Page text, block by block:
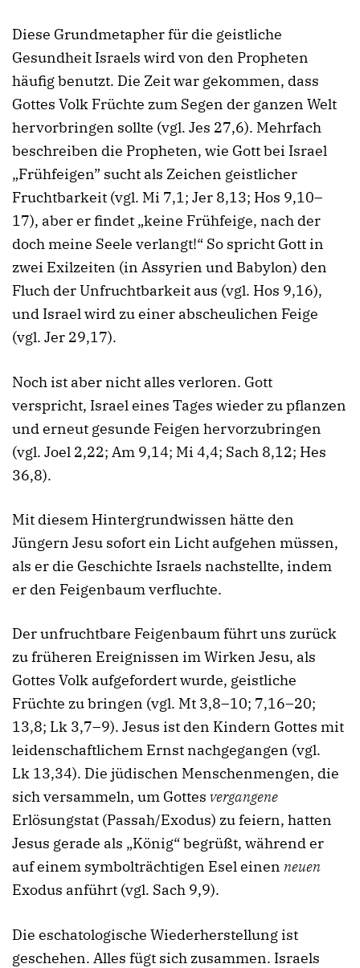
Diese Grundmetapher für die geistliche
Gesundheit Israels wird von den Propheten
häufig benutzt. Die Zeit war gekommen, dass
Gottes Volk Früchte zum Segen der ganzen Welt
hervorbringen sollte (vgl. Jes 27,6). Mehrfach
beschreiben die Propheten, wie Gott bei Israel
„Frühfeigen” sucht als Zeichen geistlicher
Fruchtbarkeit (vgl. Mi 7,1; Jer 8,13; Hos 9,10–
17), aber er findet „keine Frühfeige, nach der
doch meine Seele verlangt!“ So spricht Gott in
zwei Exilzeiten (in Assyrien und Babylon) den
Fluch der Unfruchtbarkeit aus (vgl. Hos 9,16),
und Israel wird zu einer abscheulichen Feige
(vgl. Jer 29,17).
Noch ist aber nicht alles verloren. Gott
verspricht, Israel eines Tages wieder zu pflanzen
und erneut gesunde Feigen hervorzubringen
(vgl. Joel 2,22; Am 9,14; Mi 4,4; Sach 8,12; Hes
36,8).
Mit diesem Hintergrundwissen hätte den
Jüngern Jesu sofort ein Licht aufgehen müssen,
als er die Geschichte Israels nachstellte, indem
er den Feigenbaum verfluchte.
Der unfruchtbare Feigenbaum führt uns zurück
zu früheren Ereignissen im Wirken Jesu, als
Gottes Volk aufgefordert wurde, geistliche
Früchte zu bringen (vgl. Mt 3,8–10; 7,16–20;
13,8; Lk 3,7–9). Jesus ist den Kindern Gottes mit
leidenschaftlichem Ernst nachgegangen (vgl.
Lk 13,34). Die jüdischen Menschenmengen, die
sich versammeln, um Gottes vergangene
Erlösungstat (Passah/Exodus) zu feiern, hatten
Jesus gerade als „König“ begrüßt, während er
auf einem symbolträchtigen Esel einen neuen
Exodus anführt (vgl. Sach 9,9).
Die eschatologische Wiederherstellung ist
geschehen. Alles fügt sich zusammen. Israels